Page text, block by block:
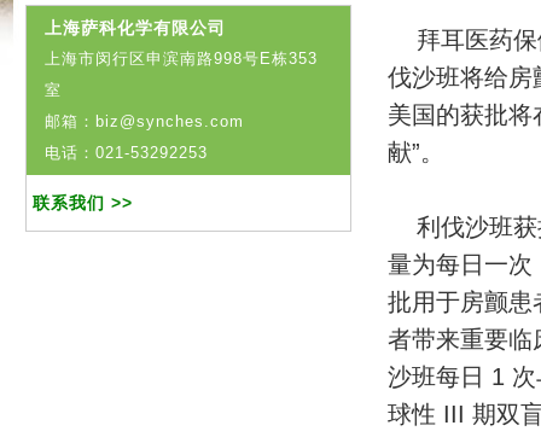
上海萨科化学有限公司
上海市闵行区申滨南路998号E栋353
室
邮箱：biz@synches.com
电话：021-53292253
联系我们 >>
拜耳医药
伐沙班将给房
美国的获批
献”。
利伐沙班
量为每日一次
批用于房颤患
者带来重要临
沙班每日 1
球性 III 期双